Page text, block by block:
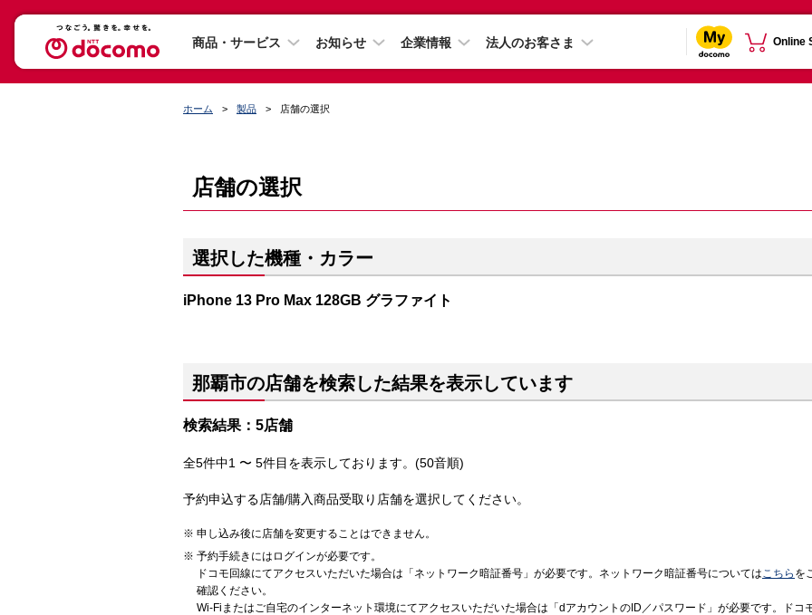
商品・サービス お知らせ 企業情報 法人のお客さま Online
ホーム 製品 店舗の選択
店舗の選択
選択した機種・カラー
iPhone 13 Pro Max 128GB グラファイト
那覇市の店舗を検索した結果を表示しています
検索結果：5店舗
全5件中1 〜 5件目を表示しております。(50音順)
予約申込する店舗/購入商品受取り店舗を選択してください。
申し込み後に店舗を変更することはできません。
予約手続きにはログインが必要です。
ドコモ回線にてアクセスいただいた場合は「ネットワーク暗証番号」が必要です。ネットワーク暗証番号についてはこちら を
確認ください。
Wi-Fiまたはご自宅のインターネット環境にてアクセスいただいた場合は「dアカウントのID／パスワード」が必要です。ドコ